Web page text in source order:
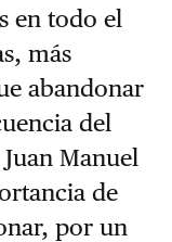
en todo el
más
abandonar
del
Manuel
de
por un